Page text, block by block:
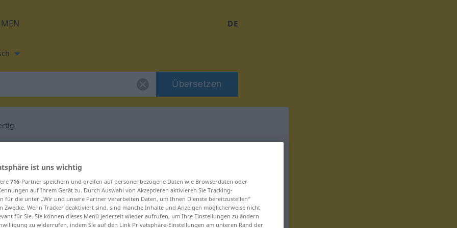
DE
Übersetzen
für "leichtfertig"
ist uns wichtig
716-Partner speichern und greifen auf personenbezogene Daten wie Browserdaten oder
auf Ihrem Gerät zu. Durch Auswahl von Akzeptieren aktivieren Sie Tracking-
für die unter „Wir und unsere Partner verarbeiten Daten, um Ihnen Dienste bereitzustellen“
Zwecke. Wenn Tracker deaktiviert sind, sind manche Inhalte und Anzeigen möglicherweise nicht
für Sie. Sie können dieses Menü jederzeit wieder aufrufen, um Ihre Einstellungen zu ändern
zu widerrufen, indem Sie auf den Link Privatsphäre-Einstellungen am unteren Rand der